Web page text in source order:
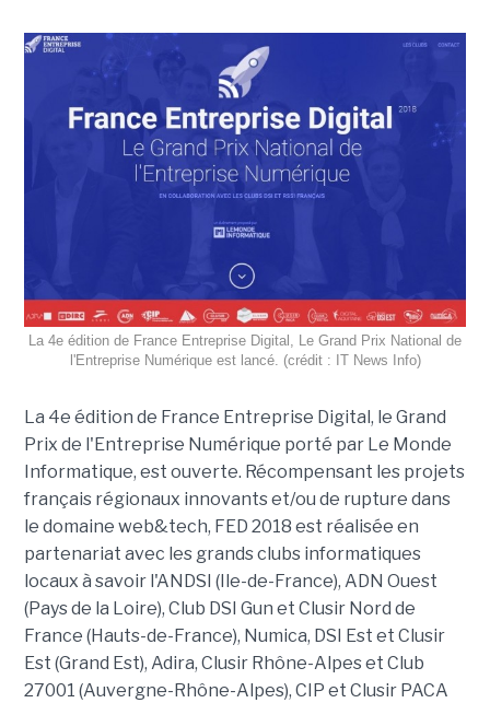
La 4e édition de France Entreprise Digital, Le Grand Prix National de
l'Entreprise Numérique est lancé. (crédit : IT News Info)
La 4e édition de France Entreprise Digital, le Grand
Prix de l'Entreprise Numérique porté par Le Monde
Informatique, est ouverte. Récompensant les projets
français régionaux innovants et/ou de rupture dans
le domaine web&tech, FED 2018 est réalisée en
partenariat avec les grands clubs informatiques
locaux à savoir l'ANDSI (Ile-de-France), ADN Ouest
(Pays de la Loire), Club DSI Gun et Clusir Nord de
France (Hauts-de-France), Numica, DSI Est et Clusir
Est (Grand Est), Adira, Clusir Rhône-Alpes et Club
27001 (Auvergne-Rhône-Alpes), CIP et Clusir PACA